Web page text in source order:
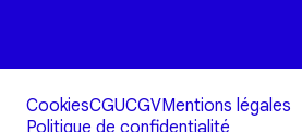
CookiesCGUCGVMentions légales
Politique de confidentialité